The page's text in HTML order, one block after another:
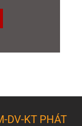
DV-KT PHÁT